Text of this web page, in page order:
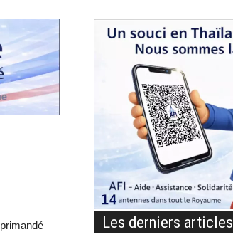
Les derniers articles